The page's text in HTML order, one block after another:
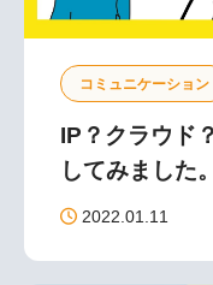
コミュニケーション
IP？クラウド
してみました
2022.01.11